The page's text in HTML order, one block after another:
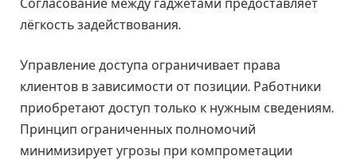
Согласование между гаджетами предоставляет
лёгкость задействования.
Управление доступа ограничивает права
клиентов в зависимости от позиции. Работники
приобретают доступ только к нужным сведениям.
Принцип ограниченных полномочий
минимизирует угрозы при компрометации